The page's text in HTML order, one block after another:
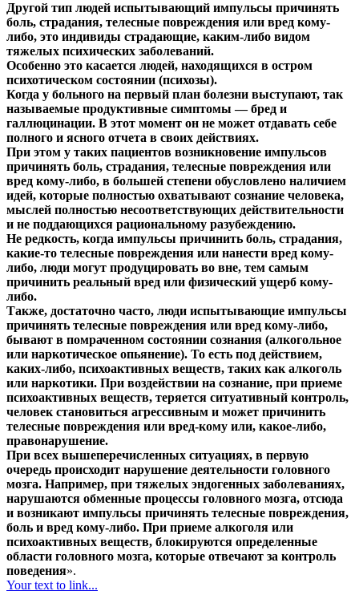
Другой тип людей испытывающий импульсы причинять
боль, страдания, телесные повреждения или вред кому-
либо, это индивиды страдающие, каким-либо видом
тяжелых психических заболеваний.
Особенно это касается людей, находящихся в остром
психотическом состоянии (психозы).
Когда у больного на первый план болезни выступают, так
называемые продуктивные симптомы — бред и
галлюцинации. В этот момент он не может отдавать себе
полного и ясного отчета в своих действиях.
При этом у таких пациентов возникновение импульсов
причинять боль, страдания, телесные повреждения или
вред кому-либо, в большей степени обусловлено наличием
идей, которые полностью охватывают сознание человека,
мыслей полностью несоответствующих действительности
и не поддающихся рациональному разубеждению.
Не редкость, когда импульсы причинить боль, страдания,
какие-то телесные повреждения или нанести вред кому-
либо, люди могут продуцировать во вне, тем самым
причинить реальный вред или физический ущерб кому-
либо.
Также, достаточно часто, люди испытывающие импульсы
причинять телесные повреждения или вред кому-либо,
бывают в помраченном состоянии сознания (алкогольное
или наркотическое опьянение). То есть под действием,
каких-либо, психоактивных веществ, таких как алкоголь
или наркотики. При воздействии на сознание, при приеме
психоактивных веществ, теряется ситуативный контроль,
человек становиться агрессивным и может причинить
телесные повреждения или вред-кому или, какое-либо,
правонарушение.
При всех вышеперечисленных ситуациях, в первую
очередь происходит нарушение деятельности головного
мозга. Например, при тяжелых эндогенных заболеваниях,
нарушаются обменные процессы головного мозга, отсюда
и возникают импульсы причинять телесные повреждения,
боль и вред кому-либо. При приеме алкоголя или
психоактивных веществ, блокируются определенные
области головного мозга, которые отвечают за контроль
поведения».
Your text to link...